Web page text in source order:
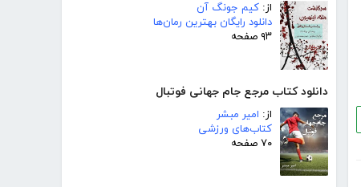
از: کیم جونگ آن
دانلود رایگان بهترین رمان‌ها
۹۳ صفحه
دانلود کتاب مرجع جام جهانی فوتبال
از: امیر مبشر
کتاب‌های ورزشی
۷۰ صفحه